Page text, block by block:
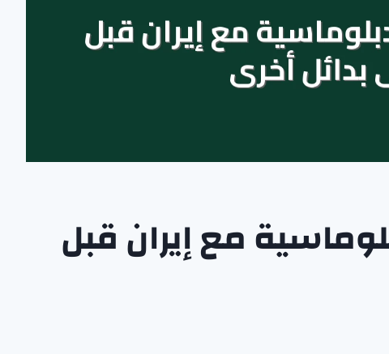
مع إيران قبل